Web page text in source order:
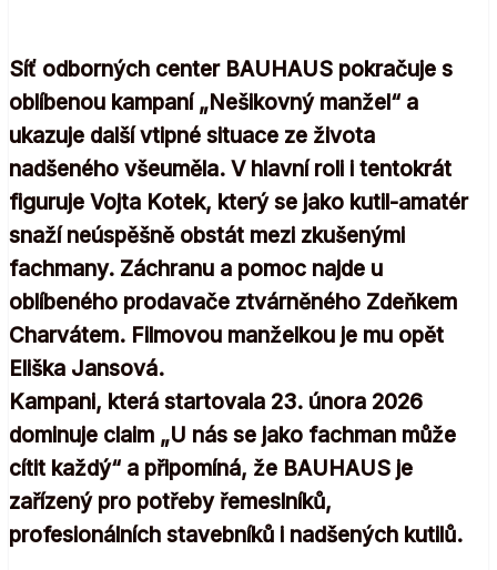
Síť odborných center BAUHAUS pokračuje s
oblíbenou kampaní „Nešikovný manžel“ a
ukazuje další vtipné situace ze života
nadšeného všeuměla. V hlavní roli i tentokrát
figuruje Vojta Kotek, který se jako kutil-amatér
snaží neúspěšně obstát mezi zkušenými
fachmany. Záchranu a pomoc najde u
oblíbeného prodavače ztvárněného Zdeňkem
Charvátem. Filmovou manželkou je mu opět
Eliška Jansová.
Kampani, která startovala 23. února 2026
dominuje claim „U nás se jako fachman může
cítit každý“ a připomíná, že BAUHAUS je
zařízený pro potřeby řemeslníků,
profesionálních stavebníků i nadšených kutilů.